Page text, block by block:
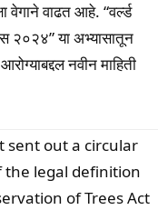
वेगाने वाढत आहे. “वर्ल्ड
या अभ्यासातून
नवीन माहिती
sent out a circular
legal definition
of Trees Act